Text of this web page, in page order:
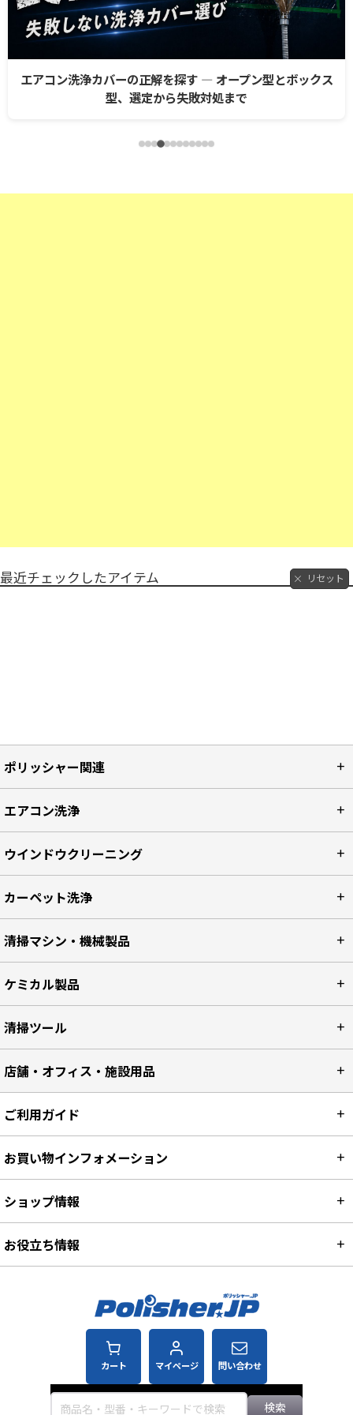
エアコン洗浄カバーの正解を探す ― オープン型とボックス
型、選定から失敗対処まで
最近チェックしたアイテム リセット
ポリッシャー関連
エアコン洗浄
ウインドウクリーニング
カーペット洗浄
清掃マシン・機械製品
ケミカル製品
清掃ツール
店舗・オフィス・施設用品
カート マイページ 問い合わせ
検索
ご利用ガイド
お買い物インフォメーション
ショップ情報
お役立ち情報